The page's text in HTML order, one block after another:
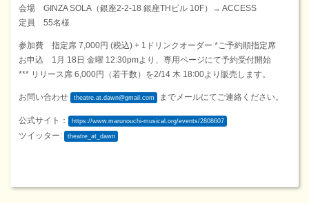
会場 GINZA SOLA（銀座2-2-18 銀座THビル 10F）→ ACCESS
定員 55名様
参加費 指定席 7,000円 (税込) + 1ドリンクオーダー *ご予約順指定席
お申込 1月 18日 金曜 12:30pmより、専用ページにて予約受付開始
*** リリース席 6,000円（若干数）を2/14 木 18:00より販売します。
お問い合わせ theatre.at.dawn@gmail.com までメールにてご連絡ください。
公式サイト： https://www.marunouchi-musical.org/events/2808607
ツイッター: theatre_at_dawn